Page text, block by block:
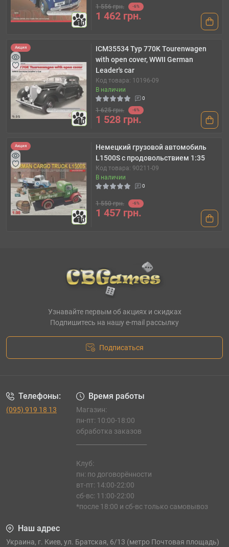
10
1 556 грн. -6%
1 462 грн.
Акция
10
ICM35534 Typ 770K Tourenwagen
with open cover, WWII German
Leader's car
Код товара: 10196-09
В наличии
0
1 625 грн. -6%
1 528 грн.
Акция
10
Немецкий грузовой автомобиль
L1500S с продовольствием 1:35
Код товара: 90211-09
В наличии
0
1 550 грн. -6%
1 457 грн.
Узнавайте первым об акциях и скидках
Подпишитесь на нашу e-mail рассылку
Подписаться
Телефоны:
(095) 919 18 13
Время работы
Магазин:
пн-пт: 10:00-18:00
обработка заказов
Клуб:
пн: по договорённости
вт-пт: 14:00-22:00
сб-вс: 11:00-22:00
*после 18:00 и сб-вс только самовывоз
Наш адрес
Украина, г. Киев, ул. Братская, 6/13 (метро Почтовая площадь)